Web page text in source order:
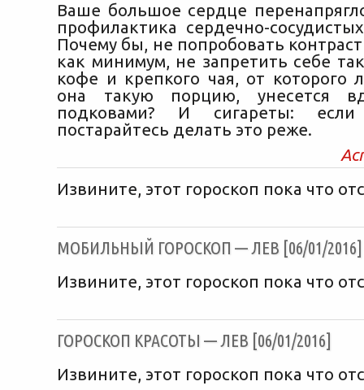
Ваше большое сердце
профилактика сердечно-
Почему бы, не попробовать
как минимум, не запретить себе
кофе и крепкого чая, от которого
она такую порцию, унесется
подковами? И сигареты:
постарайтесь делать это реже.
Извините, этот гороскоп пока что
МОБИЛЬНЫЙ ГОРОСКОП — ЛЕВ [06/01/2016]
Извините, этот гороскоп пока что
ГОРОСКОП КРАСОТЫ — ЛЕВ [06/01/2016]
Извините, этот гороскоп пока что